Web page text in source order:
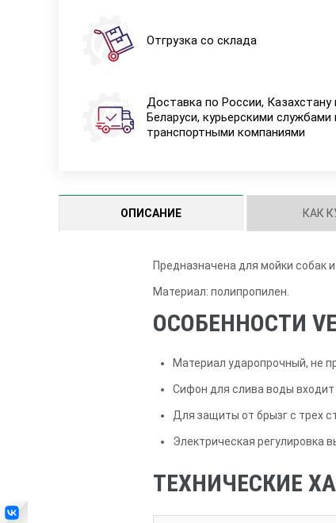
Отгрузка со склада
Доставка по России, Казахстану
Беларуси, курьерскими службами
транспортными компаниями
ОПИСАНИЕ КАК
Предназначена для мойки собак
Материал: полипропилен.
ОСОБЕННОСТИ
Материал ударопрочный, не
Сифон для слива воды
Для защиты от брызг с трех
Электрическая регулировка
ТЕХНИЧЕСКИЕ